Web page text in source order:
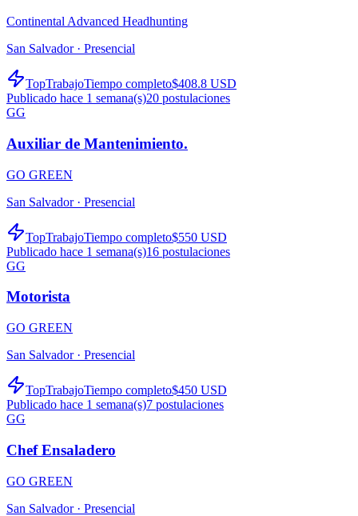
Continental Advanced Headhunting
San Salvador · Presencial
TopTrabajoTiempo completo$408.8 USD
Publicado hace 1 semana(s)20 postulaciones
GG
Auxiliar de Mantenimiento.
GO GREEN
San Salvador · Presencial
TopTrabajoTiempo completo$550 USD
Publicado hace 1 semana(s)16 postulaciones
GG
Motorista
GO GREEN
San Salvador · Presencial
TopTrabajoTiempo completo$450 USD
Publicado hace 1 semana(s)7 postulaciones
GG
Chef Ensaladero
GO GREEN
San Salvador · Presencial